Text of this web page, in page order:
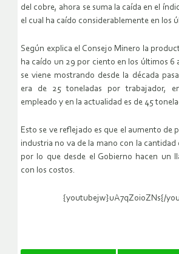
del cobre, ahora se suma la caída en el
el cual ha caído considerablemente en los
Según explica el Consejo Minero la
ha caído un 29 por ciento en los últimos 6
se viene mostrando desde la década
era de 25 toneladas por trabajador,
empleado y en la actualidad es de 45
Esto se ve reflejado es que el aumento de
industria no va de la mano con la cantidad
por lo que desde el Gobierno hacen un
con los costos.
{youtubejw}uA7qZoioZNs{/